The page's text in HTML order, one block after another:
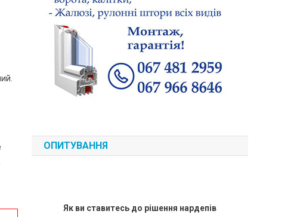
ОПИТУВАННЯ
Як ви ставитесь до рішення нардепів